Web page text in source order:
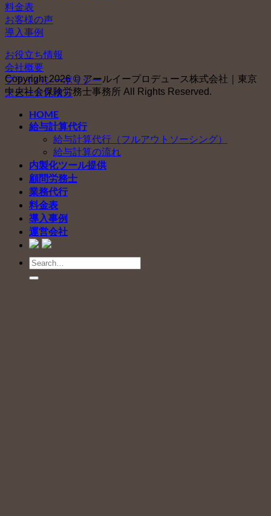
料金表
お客様の声
導入事例
お役立ち情報
会社概要
プライバシーポリシー
スピード見積り
Copyright 2026 © アールイープロデュース株式会社｜東京
中央社会保険労務士事務所 All Rights Reserved.
HOME
給与計算代行
給与計算代行（フルアウトソーシング）
給与計算の流れ
内製化ツール提供
顧問労務士
業務代行
料金表
導入事例
運営会社